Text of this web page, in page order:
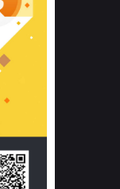
lẫn
cân
trọng